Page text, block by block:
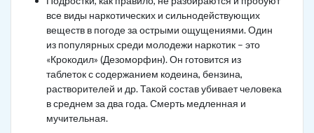
все виды наркотических и сильнодействующих
веществ в погоде за острыми ощущениями. Один
из популярных среди молодежи наркотик – это
«Крокодил» (Дезоморфин). Он готовится из
таблеток с содержанием кодеина, бензина,
растворителей и др. Такой состав убивает человека
в среднем за два года. Смерть медленная и
мучительная.